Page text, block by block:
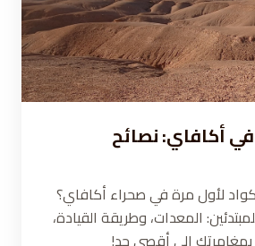
أكافاي: نصائح
لأول مرة في صحراء أكافاي؟
المعدات، وطريقة القيادة،
بمغامرتك إلى أقصى حد!